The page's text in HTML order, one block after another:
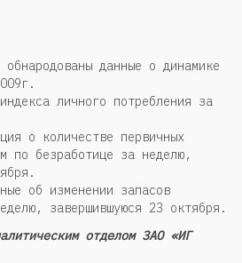
данные о динамике
личного потребления за
о количестве первичных
по безработице за неделю,
об изменении запасов
завершившуюся 23 октября.
отделом ЗАО «ИГ